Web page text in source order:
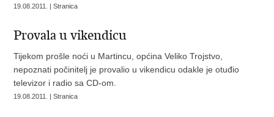
19.08.2011. | Stranica
Provala u vikendicu
Tijekom prošle noći u Martincu, općina Veliko Trojstvo,
nepoznati počinitelj je provalio u vikendicu odakle je otuđio
televizor i radio sa CD-om.
19.08.2011. | Stranica